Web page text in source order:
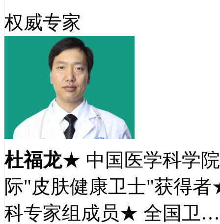
权威专家
杜福龙★ 中国医学科学
际"皮肤健康卫士"获得
科专家组成员★ 全国卫